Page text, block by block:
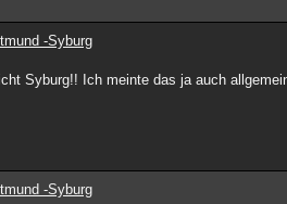
-Syburg
Syburg!! Ich meinte das ja auch
-Syburg